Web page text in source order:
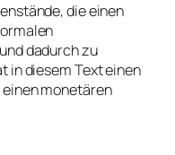
die einen
dadurch zu
in diesem Text einen
monetären